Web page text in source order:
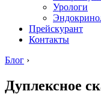
Урологи
Прейскурант
Контакты
Блог ›
Дуплексное